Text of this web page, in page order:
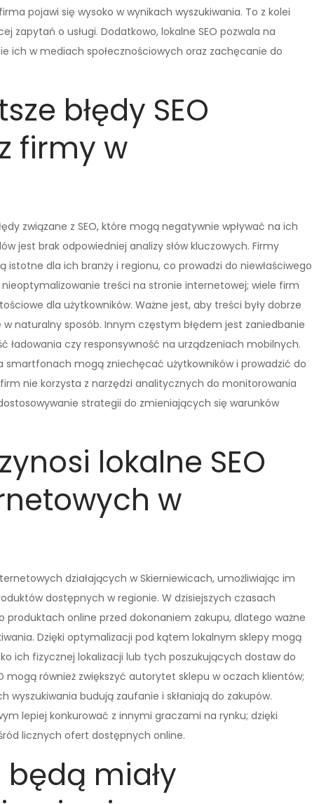
pojawi się wysoko w wynikach wyszukiwania. To z kolei
zapytań o usługi. Dodatkowo, lokalne SEO pozwala na
ich w mediach społecznościowych oraz zachęcanie do
błędy SEO
firmy w
związane z SEO, które mogą negatywnie wpływać na ich
jest brak odpowiedniej analizy słów kluczowych. Firmy
istotne dla ich branży i regionu, co prowadzi do niewłaściwego
treści na stronie internetowej; wiele firm
dla użytkowników. Ważne jest, aby treści były dobrze
w naturalny sposób. Innym częstym błędem jest zaniedbanie
ładowania czy responsywność na urządzeniach mobilnych.
smartfonach mogą zniechęcać użytkowników i prowadzić do
nie korzysta z narzędzi analitycznych do monitorowania
strategii do zmieniających się warunków
lokalne SEO
w
działających w Skierniewicach, umożliwiając im
dostępnych w regionie. W dzisiejszych czasach
online przed dokonaniem zakupu, dlatego ważne
Dzięki optymalizacji pod kątem lokalnym sklepy mogą
ich fizycznej lokalizacji lub tych poszukujących dostaw do
mogą również zwiększyć autorytet sklepu w oczach klientów;
wyszukiwania budują zaufanie i skłaniają do zakupów.
lepiej konkurować z innymi graczami na rynku; dzięki
licznych ofert dostępnych online.
będą miały